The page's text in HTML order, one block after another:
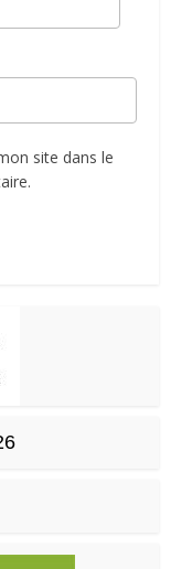
site dans le